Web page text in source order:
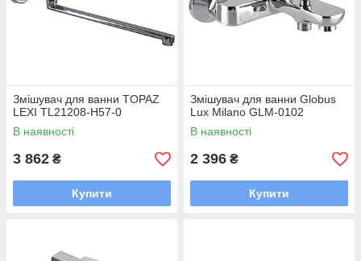
Змішувач для ванни TOPAZ
LEXI TL21208-H57-0
В наявності
3 862 ₴
Купити
Змішувач для ванни Globus
Lux Milano GLM-0102
В наявності
2 396 ₴
Купити